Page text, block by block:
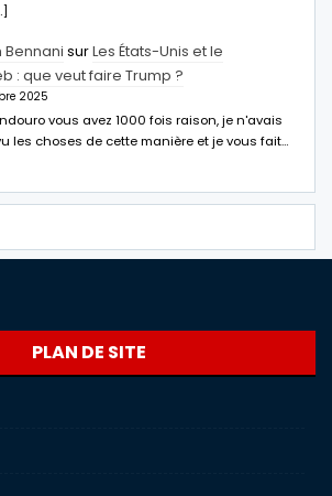
Bennani surLes États-Unis et le
: que veut faire Trump ?
2025
vous avez 1000 fois raison, je n'avais
les choses de cette manière et je vous fait…
PLAN DE SITE